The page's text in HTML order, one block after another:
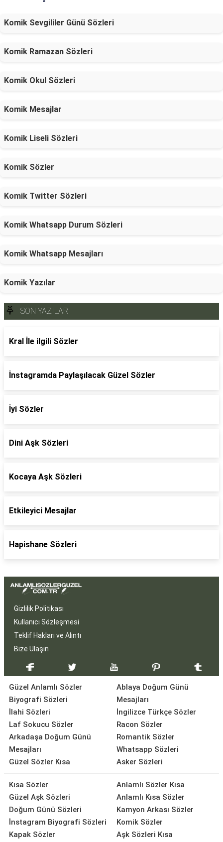
Komik Sevgililer Günü Sözleri
Komik Ramazan Sözleri
Komik Okul Sözleri
Komik Mesajlar
Komik Liseli Sözleri
Komik Sözler
Komik Twitter Sözleri
Komik Whatsapp Durum Sözleri
Komik Whatsapp Mesajları
Komik Yazılar
SON YAZILAR
Kral İle ilgili Sözler
İnstagramda Paylaşılacak Güzel Sözler
İyi Sözler
Dini Aşk Sözleri
Kocaya Aşk Sözleri
Etkileyici Mesajlar
Hapishane Sözleri
Gizlilik Politikası
Kullanıcı Sözleşmesi
Teklif Hakları ve Alıntı
Bize Ulaşın
Güzel Anlamlı Sözler
Biyografi Sözleri
İlahi Sözleri
Laf Sokucu Sözler
Arkadaşa Doğum Günü
Mesajları
Güzel Sözler Kısa
Ablaya Doğum Günü
Mesajları
İngilizce Türkçe Sözler
Racon Sözler
Romantik Sözler
Whatsapp Sözleri
Asker Sözleri
Kısa Sözler
Güzel Aşk Sözleri
Doğum Günü Sözleri
İnstagram Biyografi Sözleri
Kapak Sözler
Anlamlı Sözler Kısa
Anlamlı Kısa Sözler
Kamyon Arkası Sözler
Komik Sözler
Aşk Sözleri Kısa